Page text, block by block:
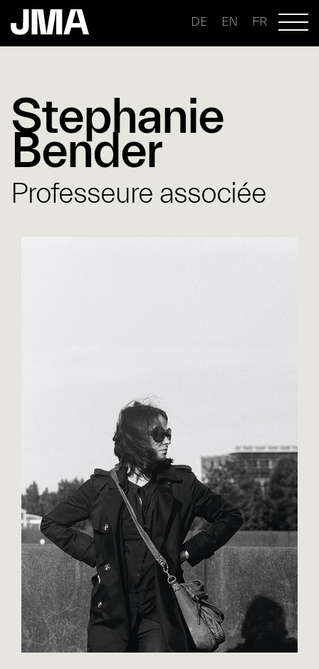
DE EN FR
Stephanie
Bender
Professeure associée